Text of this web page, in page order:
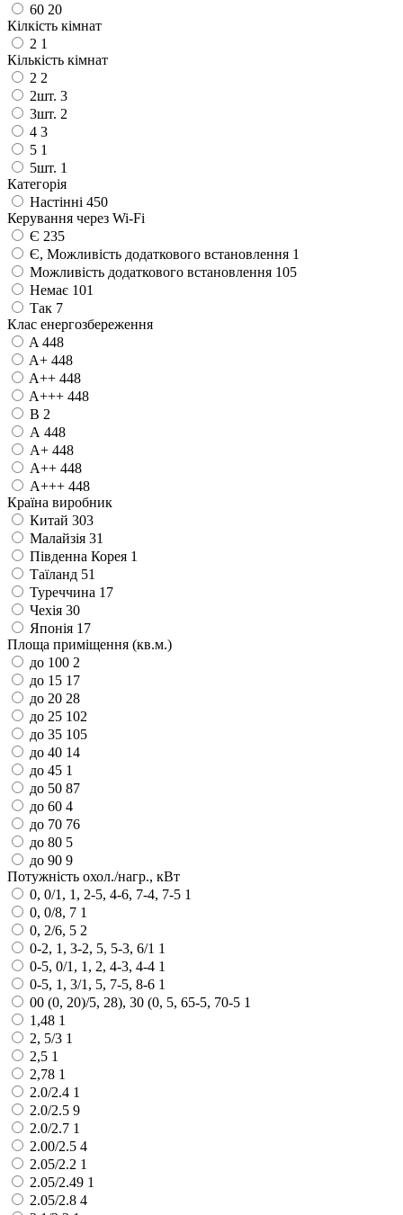
60 20
Кілкість кімнат
2 1
Кількість кімнат
2 2
2шт. 3
3шт. 2
4 3
5 1
5шт. 1
Категорія
Настінні 450
Керування через Wi-Fi
Є 235
Є, Можливість додаткового встановлення 1
Можливість додаткового встановлення 105
Немає 101
Так 7
Клас енергозбереження
A 448
A+ 448
A++ 448
A+++ 448
B 2
А 448
А+ 448
А++ 448
А+++ 448
Країна виробник
Китай 303
Малайзія 31
Південна Корея 1
Таїланд 51
Туреччина 17
Чехія 30
Японія 17
Площа приміщення (кв.м.)
до 100 2
до 15 17
до 20 28
до 25 102
до 35 105
до 40 14
до 45 1
до 50 87
до 60 4
до 70 76
до 80 5
до 90 9
Потужність охол./нагр., кВт
0, 0/1, 1, 2-5, 4-6, 7-4, 7-5 1
0, 0/8, 7 1
0, 2/6, 5 2
0-2, 1, 3-2, 5, 5-3, 6/1 1
0-5, 0/1, 1, 2, 4-3, 4-4 1
0-5, 1, 3/1, 5, 7-5, 8-6 1
00 (0, 20)/5, 28), 30 (0, 5, 65-5, 70-5 1
1,48 1
2, 5/3 1
2,5 1
2,78 1
2.0/2.4 1
2.0/2.5 9
2.0/2.7 1
2.00/2.5 4
2.05/2.2 1
2.05/2.49 1
2.05/2.8 4